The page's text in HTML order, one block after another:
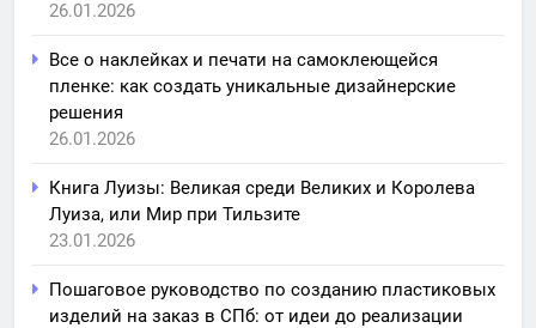
26.01.2026
Все о наклейках и печати на самоклеющейся
пленке: как создать уникальные дизайнерские
решения
26.01.2026
Книга Луизы: Великая среди Великих и Королева
Луиза, или Мир при Тильзите
23.01.2026
Пошаговое руководство по созданию пластиковых
изделий на заказ в СПб: от идеи до реализации